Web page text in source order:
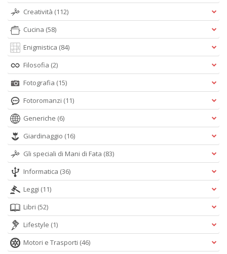
Creatività (112)
Cucina (58)
Enigmistica (84)
Filosofia (2)
Fotografia (15)
Fotoromanzi (11)
Generiche (6)
Giardinaggio (16)
Gli speciali di Mani di Fata (83)
Informatica (36)
Leggi (11)
Libri (52)
Lifestyle (1)
Motori e Trasporti (46)